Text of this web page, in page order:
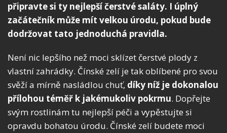
připravte si ty nejlepší čerstvé saláty. I úplný
začátečník může mít velkou úrodu, pokud bude
dodržovat tato jednoduchá pravidla.
Není nic lepšího než moci sklízet čerstvé plody z
vlastní zahrádky. Čínské zelí je tak oblíbené pro svou
svěží a mírně nasládlou chuť, díky níž je dokonalou
přílohou téměř k jakémukoliv pokrmu. Dopřejte
svým rostlinám tu nejlepší péči a vypěstujte si
opravdu bohatou úrodu. Čínské zelí budete moci